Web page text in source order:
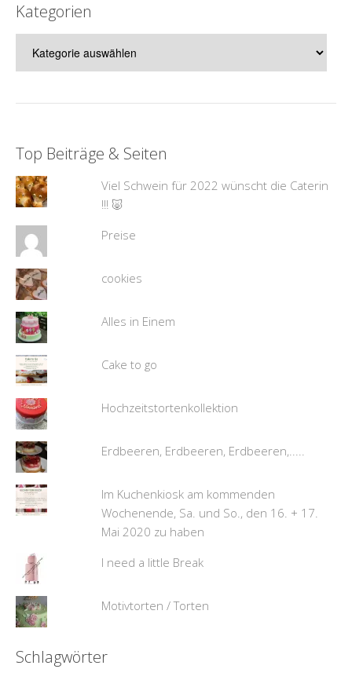
Kategorien
Top Beiträge & Seiten
Viel Schwein für 2022 wünscht die Caterin
!!! 🐷
Preise
cookies
Alles in Einem
Cake to go
Hochzeitstortenkollektion
Erdbeeren, Erdbeeren, Erdbeeren,.....
Im Kuchenkiosk am kommenden
Wochenende, Sa. und So., den 16. + 17.
Mai 2020 zu haben
I need a little Break
Motivtorten / Torten
Schlagwörter